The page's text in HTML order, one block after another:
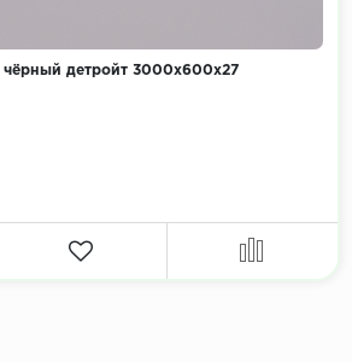
детройт 3000х600х27